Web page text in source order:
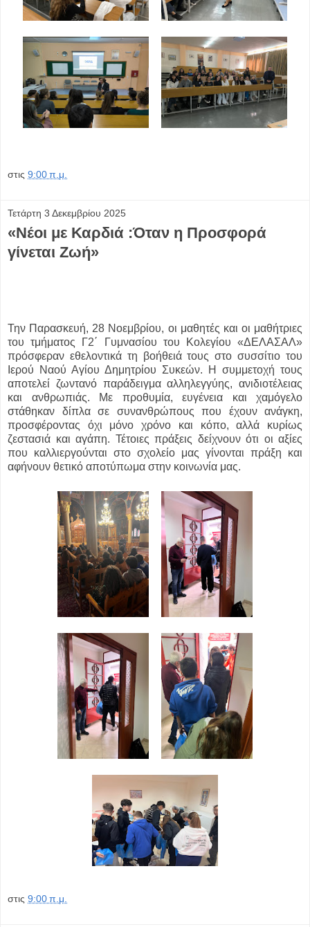
στις 9:00 π.μ.
Τετάρτη 3 Δεκεμβρίου 2025
«Νέοι με Καρδιά :Όταν η Προσφορά
γίνεται Ζωή»
Την Παρασκευή, 28 Νοεμβρίου, οι μαθητές και οι μαθήτριες
του τμήματος Γ2΄ Γυμνασίου του Κολεγίου «ΔΕΛΑΣΑΛ»
πρόσφεραν εθελοντικά τη βοήθειά τους στο συσσίτιο του
Ιερού Ναού Αγίου Δημητρίου Συκεών. Η συμμετοχή τους
αποτελεί ζωντανό παράδειγμα αλληλεγγύης, ανιδιοτέλειας
και ανθρωπιάς. Με προθυμία, ευγένεια και χαμόγελο
στάθηκαν δίπλα σε συνανθρώπους που έχουν ανάγκη,
προσφέροντας όχι μόνο χρόνο και κόπο, αλλά κυρίως
ζεστασιά και αγάπη. Τέτοιες πράξεις δείχνουν ότι οι αξίες
που καλλιεργούνται στο σχολείο μας γίνονται πράξη και
αφήνουν θετικό αποτύπωμα στην κοινωνία μας.
στις 9:00 π.μ.